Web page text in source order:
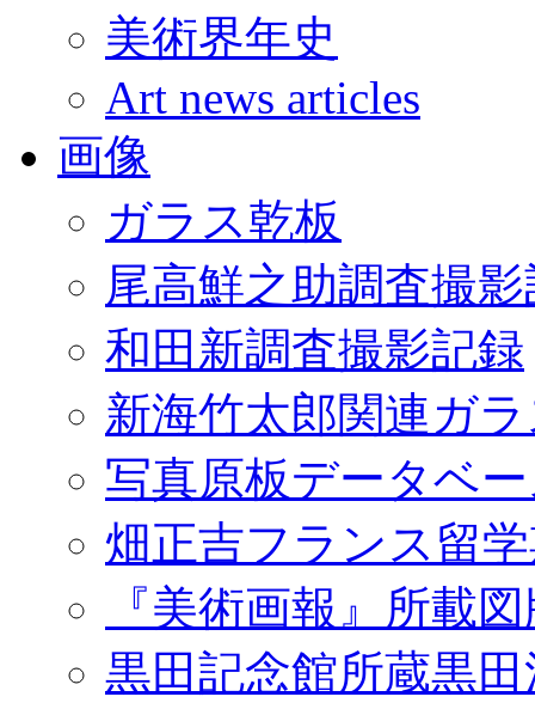
美術界年史
Art news articles
画像
ガラス乾板
尾高鮮之助調査撮
和田新調査撮影記録
新海竹太郎関連ガ
写真原板データベ
畑正吉フランス留
『美術画報』所載
黒田記念館所蔵黒